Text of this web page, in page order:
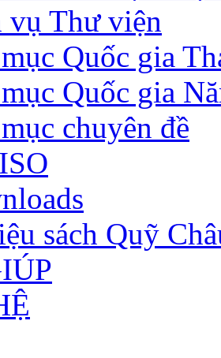
vụ Thư viện
Quốc gia
Quốc gia
chuyên đề
sách Quỹ